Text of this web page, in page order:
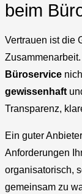
beim
Vertrauen ist die
Büroservice
gewissenhaft
Transparenz,
Ein guter
Anforderungen
organisatorisch,
gemeinsam zu